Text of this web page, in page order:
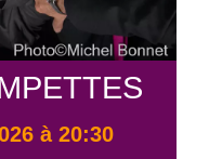
à 20:30